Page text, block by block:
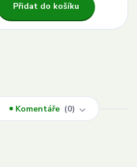
Přidat do košíku
Komentáře 0